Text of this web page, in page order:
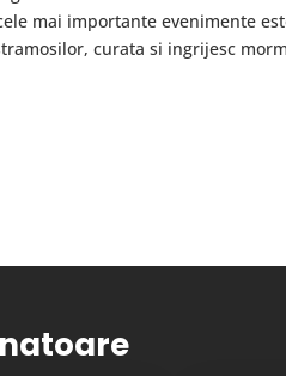
mai importante evenimente
curata si ingrijesc